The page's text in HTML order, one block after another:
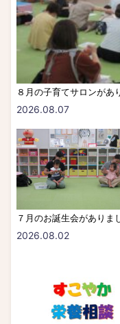
８月の子育てサロンがあ
2026.08.07
７月のお誕生会がありま
2026.08.02